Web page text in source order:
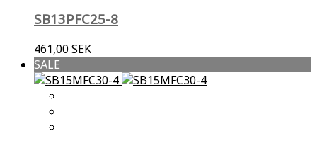
SB13PFC25-8
461,00 SEK
SALE